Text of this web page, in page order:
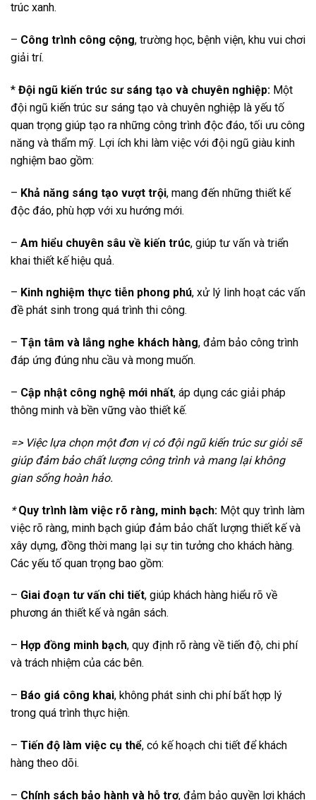
trúc xanh.
– Công trình công cộng, trường học, bệnh viện, khu vui chơi
giải trí.
* Đội ngũ kiến trúc sư sáng tạo và chuyên nghiệp: Một
đội ngũ kiến trúc sư sáng tạo và chuyên nghiệp là yếu tố
quan trọng giúp tạo ra những công trình độc đáo, tối ưu công
năng và thẩm mỹ. Lợi ích khi làm việc với đội ngũ giàu kinh
nghiệm bao gồm:
– Khả năng sáng tạo vượt trội, mang đến những thiết kế
độc đáo, phù hợp với xu hướng mới.
– Am hiểu chuyên sâu về kiến trúc, giúp tư vấn và triển
khai thiết kế hiệu quả.
– Kinh nghiệm thực tiễn phong phú, xử lý linh hoạt các vấn
đề phát sinh trong quá trình thi công.
– Tận tâm và lắng nghe khách hàng, đảm bảo công trình
đáp ứng đúng nhu cầu và mong muốn.
– Cập nhật công nghệ mới nhất, áp dụng các giải pháp
thông minh và bền vững vào thiết kế.
=> Việc lựa chọn một đơn vị có đội ngũ kiến trúc sư giỏi sẽ
giúp đảm bảo chất lượng công trình và mang lại không
gian sống hoàn hảo.
*Quy trình làm việc rõ ràng, minh bạch: Một quy trình làm
việc rõ ràng, minh bạch giúp đảm bảo chất lượng thiết kế và
xây dựng, đồng thời mang lại sự tin tưởng cho khách hàng.
Các yếu tố quan trọng bao gồm:
– Giai đoạn tư vấn chi tiết, giúp khách hàng hiểu rõ về
phương án thiết kế và ngân sách.
– Hợp đồng minh bạch, quy định rõ ràng về tiến độ, chi phí
và trách nhiệm của các bên.
– Báo giá công khai, không phát sinh chi phí bất hợp lý
trong quá trình thực hiện.
– Tiến độ làm việc cụ thể, có kế hoạch chi tiết để khách
hàng theo dõi.
– Chính sách bảo hành và hỗ trợ, đảm bảo quyền lợi khách